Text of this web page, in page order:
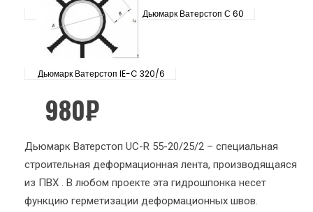
Дьюмарк Ватерстоп С 60
Дьюмарк Ватерстоп IE-C 320/6
980₽
Дьюмарк Ватерстоп UC-R 55-20/25/2 – специальная
строительная деформационная лента, производящаяся
из ПВХ . В любом проекте эта гидрошпонка несет
функцию герметизации деформационных швов.